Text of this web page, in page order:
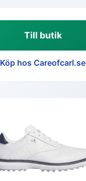
Till butik
Köp hos Careofcarl.se